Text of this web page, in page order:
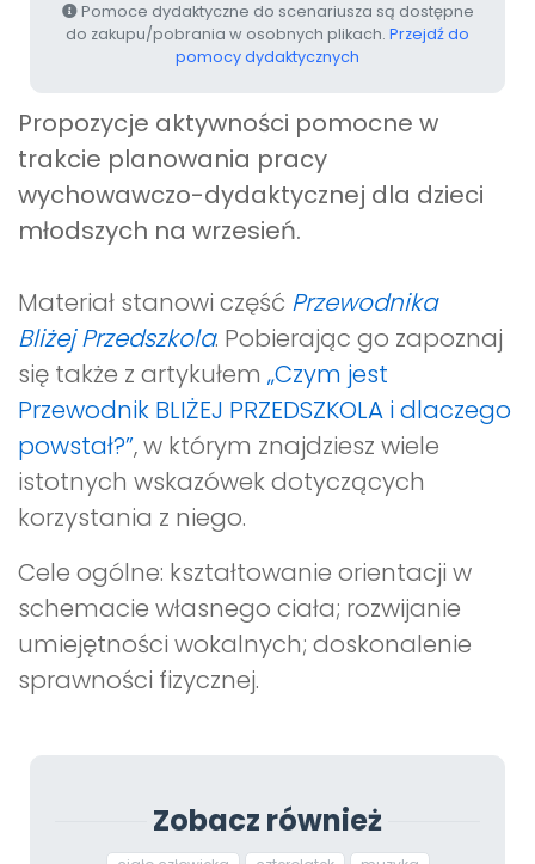
Pomoce dydaktyczne do scenariusza są dostępne
do zakupu/pobrania w osobnych plikach. Przejdź do
pomocy dydaktycznych
Propozycje aktywności pomocne w
trakcie planowania pracy
wychowawczo-dydaktycznej dla dzieci
młodszych na wrzesień.
Materiał stanowi część Przewodnika
Bliżej Przedszkola. Pobierając go zapoznaj
się także z artykułem „Czym jest
Przewodnik BLIŻEJ PRZEDSZKOLA i dlaczego
powstał?”, w którym znajdziesz wiele
istotnych wskazówek dotyczących
korzystania z niego.
Cele ogólne: kształtowanie orientacji w
schemacie własnego ciała; rozwijanie
umiejętności wokalnych; doskonalenie
sprawności fizycznej.
Zobacz również